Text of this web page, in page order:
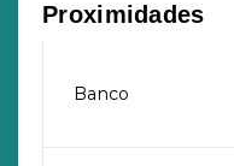
Proximidades
Banco